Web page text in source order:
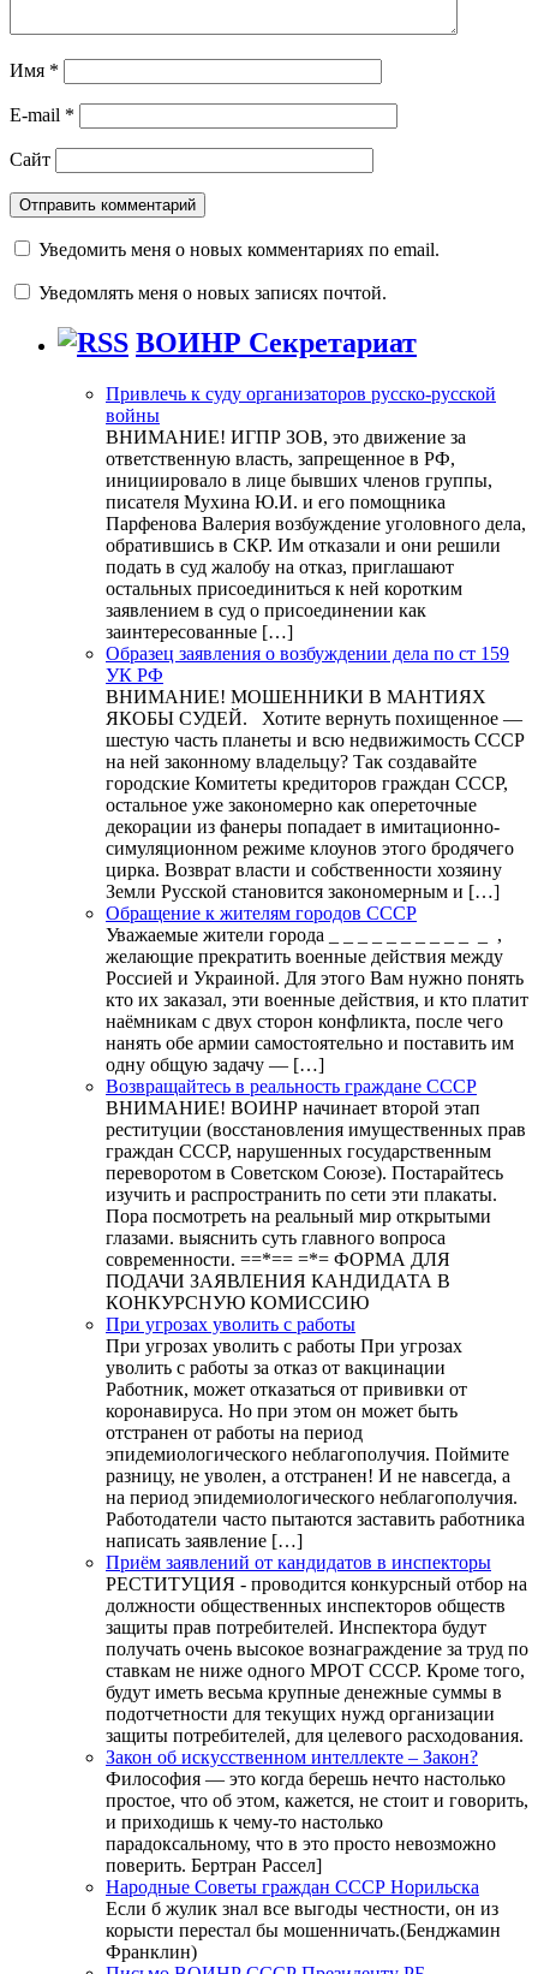
Имя *
E-mail *
Сайт
Уведомить меня о новых комментариях по email.
Уведомлять меня о новых записях почтой.
ВОИНР Секретариат
Привлечь к суду организаторов русско-русской
войны
ВНИМАНИЕ! ИГПР ЗОВ, это движение за
ответственную власть, запрещенное в РФ,
инициировало в лице бывших членов группы,
писателя Мухина Ю.И. и его помощника
Парфенова Валерия возбуждение уголовного дела,
обратившись в СКР. Им отказали и они решили
подать в суд жалобу на отказ, приглашают
остальных присоединиться к ней коротким
заявлением в суд о присоединении как
заинтересованные […]
Образец заявления о возбуждении дела по ст 159
УК РФ
ВНИМАНИЕ! МОШЕННИКИ В МАНТИЯХ
ЯКОБЫ СУДЕЙ. Хотите вернуть похищенное —
шестую часть планеты и всю недвижимость СССР
на ней законному владельцу? Так создавайте
городские Комитеты кредиторов граждан СССР,
остальное уже закономерно как опереточные
декорации из фанеры попадает в имитационно-
симуляционном режиме клоунов этого бродячего
цирка. Возврат власти и собственности хозяину
Земли Русской становится закономерным и […]
Обращение к жителям городов СССР
Уважаемые жители города _ _ _ _ _ _ _ _ _ _ _ ,
желающие прекратить военные действия между
Россией и Украиной. Для этого Вам нужно понять
кто их заказал, эти военные действия, и кто платит
наёмникам с двух сторон конфликта, после чего
нанять обе армии самостоятельно и поставить им
одну общую задачу — […]
Возвращайтесь в реальность граждане СССР
ВНИМАНИЕ! ВОИНР начинает второй этап
реституции (восстановления имущественных прав
граждан СССР, нарушенных государственным
переворотом в Советском Союзе). Постарайтесь
изучить и распространить по сети эти плакаты.
Пора посмотреть на реальный мир открытыми
глазами. выяснить суть главного вопроса
современности. ==*== =*= ФОРМА ДЛЯ
ПОДАЧИ ЗАЯВЛЕНИЯ КАНДИДАТА В
КОНКУРСНУЮ КОМИССИЮ
При угрозах уволить с работы
При угрозах уволить с работы При угрозах
уволить с работы за отказ от вакцинации
Работник, может отказаться от прививки от
коронавируса. Но при этом он может быть
отстранен от работы на период
эпидемиологического неблагополучия. Поймите
разницу, не уволен, а отстранен! И не навсегда, а
на период эпидемиологического неблагополучия.
Работодатели часто пытаются заставить работника
написать заявление […]
Приём заявлений от кандидатов в инспекторы
РЕСТИТУЦИЯ - проводится конкурсный отбор на
должности общественных инспекторов обществ
защиты прав потребителей. Инспектора будут
получать очень высокое вознаграждение за труд по
ставкам не ниже одного МРОТ СССР. Кроме того,
будут иметь весьма крупные денежные суммы в
подотчетности для текущих нужд организации
защиты потребителей, для целевого расходования.
Закон об искусственном интеллекте – Закон?
Философия — это когда берешь нечто настолько
простое, что об этом, кажется, не стоит и говорить,
и приходишь к чему-то настолько
парадоксальному, что в это просто невозможно
поверить. Бертран Рассел]
Народные Советы граждан СССР Норильска
Если б жулик знал все выгоды честности, он из
корысти перестал бы мошенничать.(Бенджамин
Франклин)